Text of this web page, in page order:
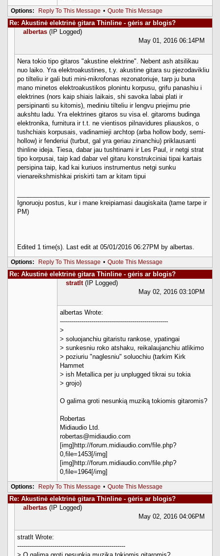
Options: Reply To This Message • Quote This Message
Re: Akustinė elektrinė gitara Thinline - gėris ar blogis?
albertas (IP Logged)
May 01, 2016 06:14PM
Nera tokio tipo gitaros "akustine elektrine". Nebent ash atsilikau
nuo laiko. Yra elektroakustines, t.y. akustine gitara su pjezodavikliu
po tilteliu ir gali buti mini-mikrofonas rezonatoriuje, tarp ju buna
mano minetos elektroakustikos plonintu korpusu, grifu panashiu i
elektrines (nors kaip shiais laikais, shi savoka labai plati ir
persipinanti su kitomis), mediniu tilteliu ir lengvu priejimu prie
aukshtu ladu. Yra elektrines gitaros su visa el. gitaroms budinga
elektronika, furnitura ir t.t. ne vientisos pilnavidures pliauskos, o
tushchiais korpusais, vadinamieji archtop (arba hollow body, semi-
hollow) ir fenderiui (turbut, gal yra geriau zinanchiu) priklausanti
thinline ideja. Tiesa, dabar jau tushtinami ir Les Paul, ir netgi strat
tipo korpusai, taip kad dabar vel gitaru konstrukciniai tipai kartais
persipina taip, kad kai kuriuos instrumentus netgi sunku
vienareikshmishkai priskirti tam ar kitam tipui
Ignoruoju postus, kur i mane kreipiamasi daugiskaita (tame tarpe ir
PM)
Edited 1 time(s). Last edit at 05/01/2016 06:27PM by albertas.
Options: Reply To This Message • Quote This Message
Re: Akustinė elektrinė gitara Thinline - gėris ar blogis?
stratlt (IP Logged)
May 02, 2016 03:10PM
albertas Wrote:
-------------------------------------------------------
>
> soluojanchiu gitaristu rankose, ypatingai
> sunkesniu roko atshaku, reikalaujanchiu atlikimo
> poziuriu "naglesniu" soluochiu (tarkim Kirk
Hammet
> ish Metallica per ju unplugged tikrai su tokia
> grojo)
O galima groti nesunkią muziką tokiomis gitaromis?
Robertas
Midiaudio Ltd.
robertas@midiaudio.com
[img]http://forum.midiaudio.com/file.php?
0,file=1453[/img]
[img]http://forum.midiaudio.com/file.php?
0,file=1964[/img]
Options: Reply To This Message • Quote This Message
Re: Akustinė elektrinė gitara Thinline - gėris ar blogis?
albertas (IP Logged)
May 02, 2016 04:06PM
stratlt Wrote:
-------------------------------------------------------